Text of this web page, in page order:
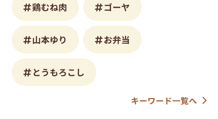
鶏むね肉 ゴーヤ
山本ゆり お弁当
とうもろこし
キーワード一覧へ